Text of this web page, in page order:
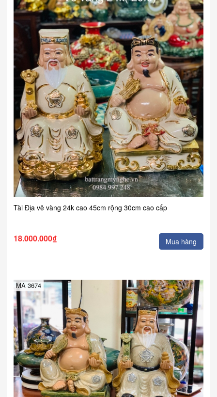
Tài Địa vẽ vàng 24k cao 45cm rộng 30cm cao cấp
18.000.000₫ Mua hàng
MA 3674